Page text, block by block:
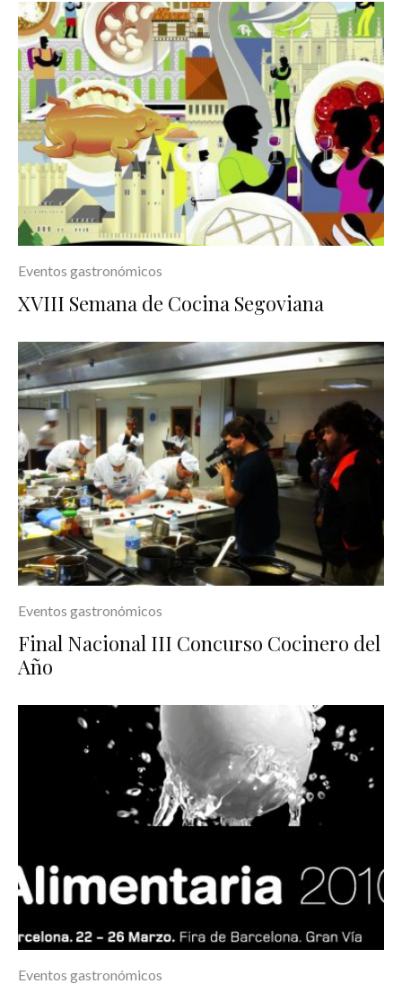
Eventos gastronómicos
XVIII Semana de Cocina Segoviana
Eventos gastronómicos
Final Nacional III Concurso Cocinero del
Año
Eventos gastronómicos